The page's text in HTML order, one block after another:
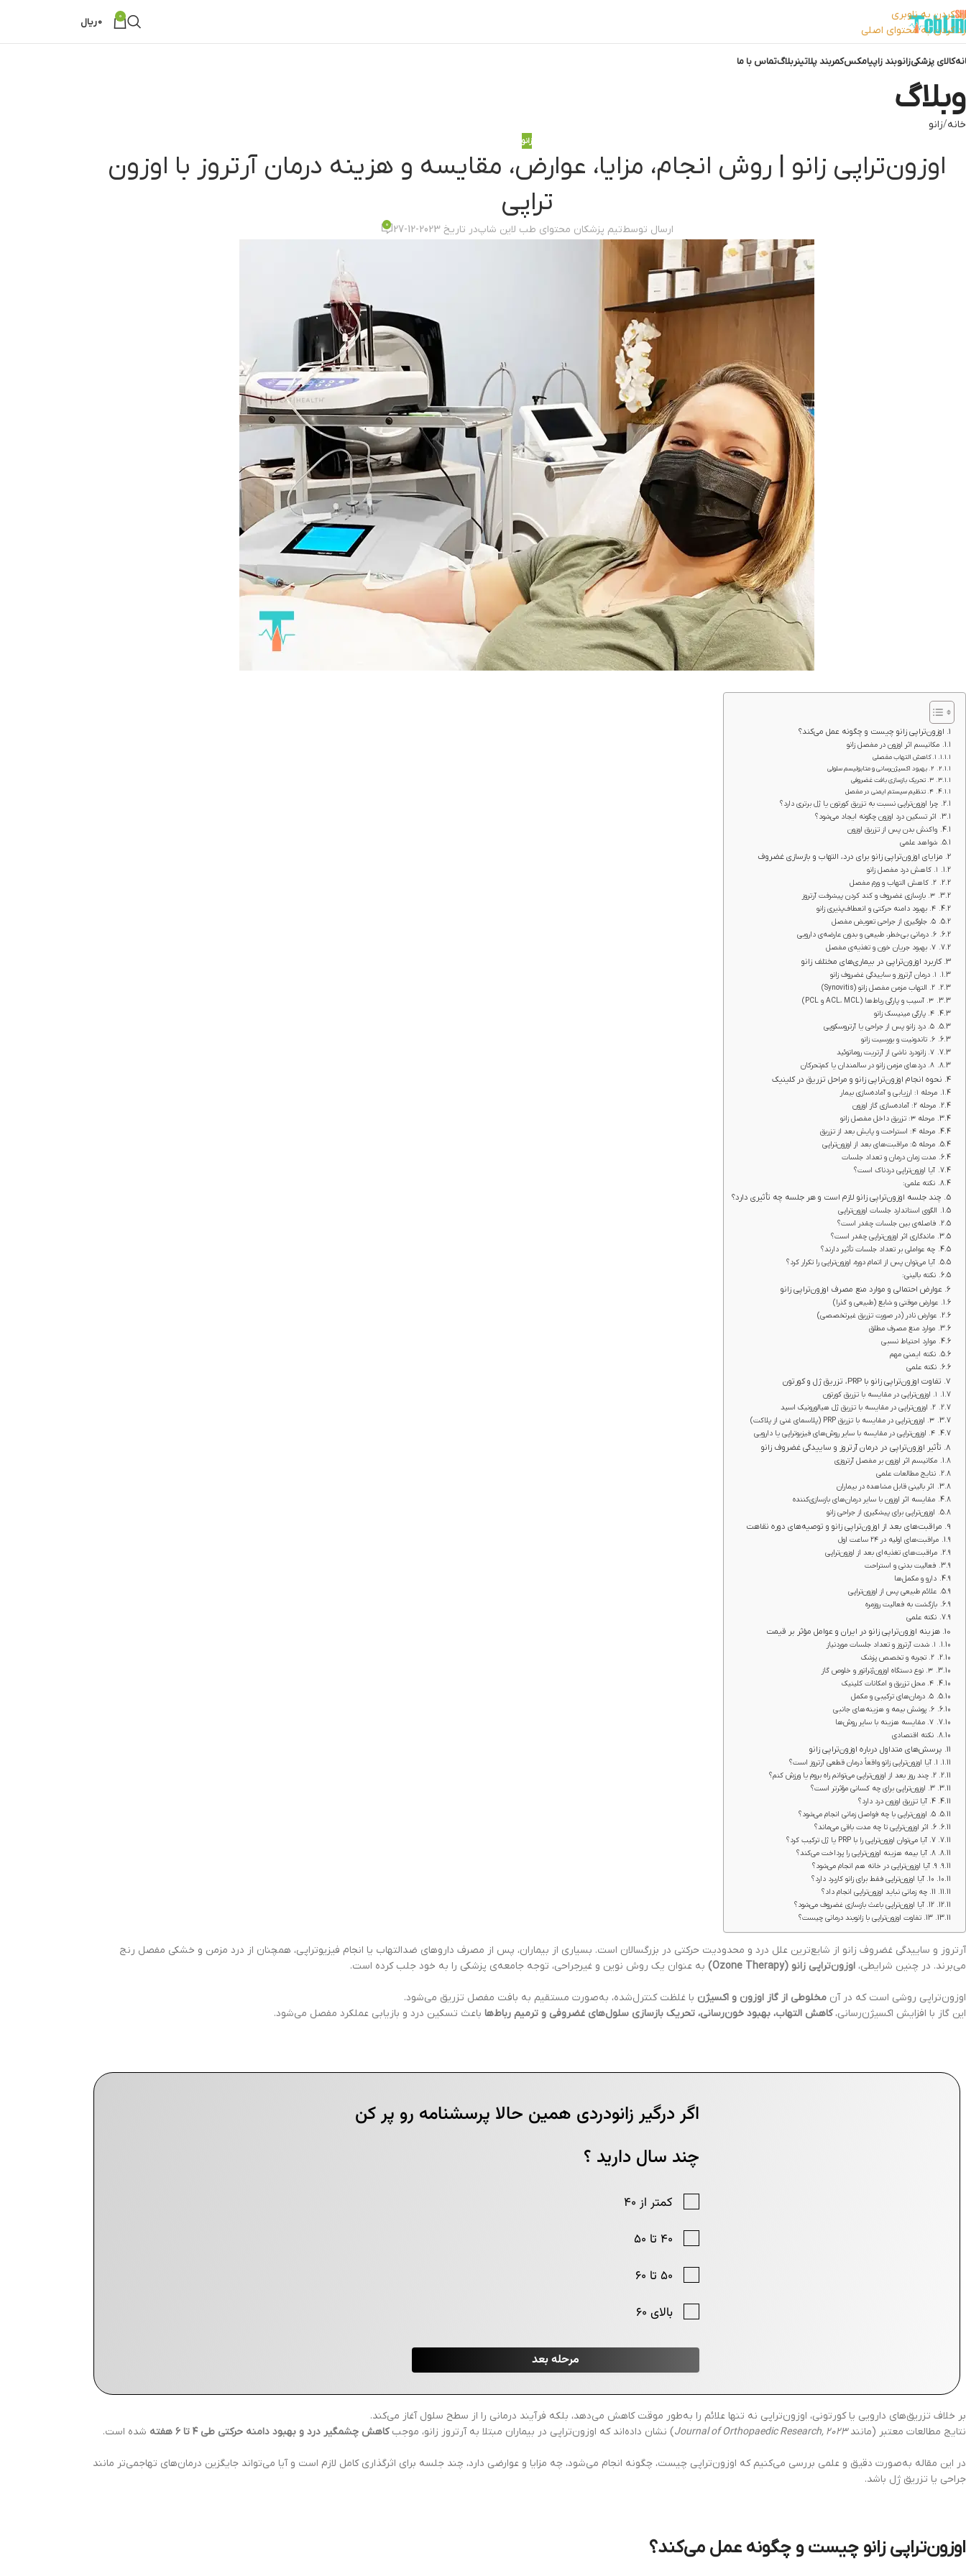
رد کردن به ناوبری
رد کردن به محتوای اصلی
0
0ریال
کالای پزشکیزانوبند زاپیامکسکمربند پلاتینربلاگتماس با ما
وبلاگ
خانه زانو
زانو
اوزون‌تراپی زانو | روش انجام، مزایا، عوارض، مقایسه و هزینه درمان آرتروز با اوزون
تراپی
ارسال توسطتیم پزشکان محتوای طب لاین شاپدر تاریخ 2023-12-27 0
اوزون‌تراپی زانو چیست و چگونه عمل می‌کند؟
مکانیسم اثر اوزون در مفصل زانو
۱. کاهش التهاب مفصلی
۲. بهبود اکسیژن‌رسانی و متابولیسم سلولی
۳. تحریک بازسازی بافت غضروفی
۴. تنظیم سیستم ایمنی در مفصل
چرا اوزون‌تراپی نسبت به تزریق کورتون یا ژل برتری دارد؟
اثر تسکین درد اوزون چگونه ایجاد می‌شود؟
واکنش بدن پس از تزریق اوزون
شواهد علمی
مزایای اوزون‌تراپی زانو برای درد، التهاب و بازسازی غضروف
کاربرد اوزون‌تراپی در بیماری‌های مختلف زانو
نحوه انجام اوزون‌تراپی زانو و مراحل تزریق در کلینیک
مرحله ۱: ارزیابی و آماده‌سازی بیمار
مرحله ۲: آماده‌سازی گاز اوزون
مرحله ۳: تزریق داخل مفصل زانو
مرحله ۴: استراحت و پایش بعد از تزریق
مرحله ۵: مراقبت‌های بعد از اوزون‌تراپی
مدت زمان درمان و تعداد جلسات
آیا اوزون‌تراپی دردناک است؟
نکته علمی:
چند جلسه اوزون‌تراپی زانو لازم است و هر جلسه چه تأثیری دارد؟
الگوی استاندارد جلسات اوزون‌تراپی
فاصله‌ی بین جلسات چقدر است؟
ماندگاری اثر اوزون‌تراپی چقدر است؟
چه عواملی بر تعداد جلسات تأثیر دارند؟
آیا می‌توان پس از اتمام دوره، اوزون‌تراپی را تکرار کرد؟
نکته بالینی:
عوارض احتمالی و موارد منع مصرف اوزون‌تراپی زانو
عوارض موقتی و شایع (طبیعی و گذرا)
عوارض نادر (در صورت تزریق غیرتخصصی)
موارد منع مصرف مطلق
موارد احتیاط نسبی
نکته ایمنی مهم
نکته علمی
تفاوت اوزون‌تراپی زانو با PRP، تزریق ژل و کورتون
تأثیر اوزون‌تراپی در درمان آرتروز و ساییدگی غضروف زانو
مکانیسم اثر اوزون بر مفصل آرتروزی
نتایج مطالعات علمی
اثر بالینی قابل مشاهده در بیماران
مقایسه اثر اوزون با سایر درمان‌های بازسازی‌کننده
اوزون‌تراپی برای پیشگیری از جراحی زانو
مراقبت‌های بعد از اوزون‌تراپی زانو و توصیه‌های دوره نقاهت
مراقبت‌های اولیه در ۲۴ ساعت اول
مراقبت‌های تغذیه‌ای بعد از اوزون‌تراپی
فعالیت بدنی و استراحت
دارو و مکمل‌ها
علائم طبیعی پس از اوزون‌تراپی
بازگشت به فعالیت روزمره
نکته علمی
هزینه اوزون‌تراپی زانو در ایران و عوامل مؤثر بر قیمت
نکته اقتصادی
پرسش‌های متداول درباره اوزون‌تراپی زانو
1. آیا اوزون‌تراپی زانو واقعاً درمان قطعی آرتروز است؟
2. چند روز بعد از اوزون‌تراپی می‌توانم راه بروم یا ورزش کنم؟
3. اوزون‌تراپی برای چه کسانی مؤثرتر است؟
4. آیا تزریق اوزون درد دارد؟
5. اوزون‌تراپی با چه فواصل زمانی انجام می‌شود؟
6. اثر اوزون‌تراپی تا چه مدت باقی می‌ماند؟
7. آیا می‌توان اوزون‌تراپی را با PRP یا ژل ترکیب کرد؟
8. آیا بیمه هزینه اوزون‌تراپی را پرداخت می‌کند؟
9. آیا اوزون‌تراپی در خانه هم انجام می‌شود؟
10. آیا اوزون‌تراپی فقط برای زانو کاربرد دارد؟
11. چه زمانی نباید اوزون‌تراپی انجام داد؟
12. آیا اوزون‌تراپی باعث بازسازی غضروف می‌شود؟
13. تفاوت اوزون‌تراپی با زانوبند درمانی چیست؟
آرتروز و ساییدگی غضروف زانو از شایع‌ترین علل درد و محدودیت حرکتی در بزرگسالان است. بسیاری از بیماران، پس از مصرف داروهای ضدالتهاب یا انجام فیزیوتراپی، همچنان از درد مزمن و خشکی مفصل رنج
می‌برند. در چنین شرایطی، اوزون‌تراپی زانو (Ozone Therapy) به عنوان یک روش نوین و غیرجراحی، توجه جامعه‌ی پزشکی را به خود جلب کرده است.
اوزون‌تراپی روشی است که در آن مخلوطی از گاز اوزون و اکسیژن با غلظت کنترل‌شده، به‌صورت مستقیم به بافت مفصل تزریق می‌شود.
این گاز با افزایش اکسیژن‌رسانی،کاهش التهاب، بهبود خون‌رسانی، تحریک بازسازی سلول‌های غضروفی و ترمیم رباط‌ها باعث تسکین درد و بازیابی عملکرد مفصل می‌شود.
بر خلاف تزریق‌های دارویی یا کورتونی، اوزون‌تراپی نه تنها علائم را به‌طور موقت کاهش می‌دهد، بلکه فرآیند درمانی را از سطح سلول آغاز می‌کند.
نتایج مطالعات معتبر (مانندJournal of Orthopaedic Research, 2023) نشان داده‌اند که اوزون‌تراپی در بیماران مبتلا به آرتروز زانو، موجبکاهش چشمگیر درد و بهبود دامنه حرکتی طی ۴ تا ۶ هفته شده است.
در این مقاله به‌صورت دقیق و علمی بررسی می‌کنیم که اوزون‌تراپی چیست، چگونه انجام می‌شود، چه مزایا و عوارضی دارد، چند جلسه برای اثرگذاری کامل لازم است و آیا می‌تواند جایگزین درمان‌های تهاجمی‌تر مانند
جراحی یا تزریق ژل باشد.
اوزون‌تراپی زانو چیست و چگونه عمل می‌کند؟